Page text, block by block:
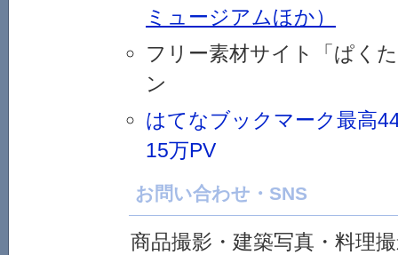
ミュージアムほか）
フリー素材サイト「ぱく
ン
はてなブックマーク最高
15万PV
お問い合わせ・SNS
商品撮影・建築写真・料理